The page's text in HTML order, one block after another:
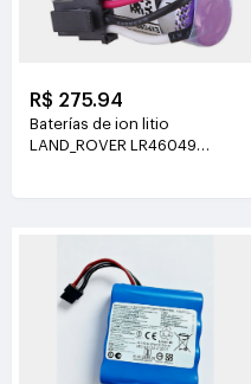
R$ 275.94
Baterías de ion litio
LAND_ROVER LR46049